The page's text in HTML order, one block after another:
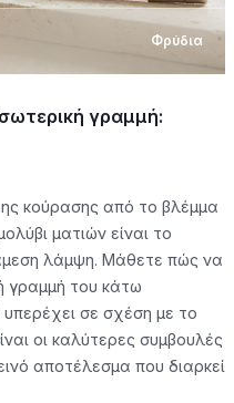
Φρύδια
γραμμή:
κούρασης από το βλέμμα
ματιών είναι το
λάμψη. Μάθετε πώς να
γραμμή του κάτω
σε σχέση με το
οι καλύτερες συμβουλές
αποτέλεσμα που διαρκεί